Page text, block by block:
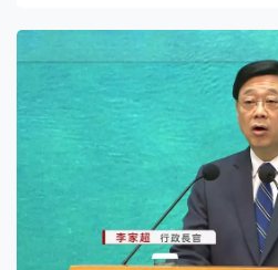
間，本港部分地區錄得超過50毫
更超過90毫米。 紅雨下，教育
施，確保學生安全。而正在上課
放學時間，並在安全情況下，方
有暴雨，當中大嶼山南部一度錄
局至今接到一宗山泥傾瀉及三宗
布坪巴士站往梅窩方向有山泥傾
行清理工作。至於塘福村一帶行
帶亦有水浸。 另外，由於紅色暴